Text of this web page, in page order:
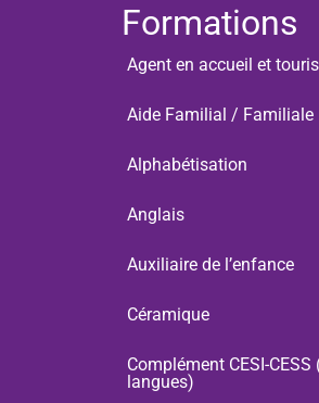
Formations
Agent en accueil et
Aide Familial / Familiale
Alphabétisation
Anglais
Auxiliaire de l’enfance
Céramique
Complément CESI-CESS
langues)